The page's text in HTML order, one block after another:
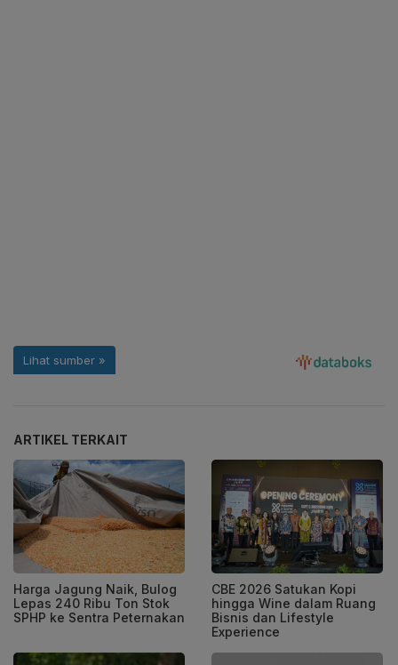
ARTIKEL TERKAIT
Harga Jagung Naik, Bulog
Lepas 240 Ribu Ton Stok
SPHP ke Sentra Peternakan
CBE 2026 Satukan Kopi
hingga Wine dalam Ruang
Bisnis dan Lifestyle
Experience